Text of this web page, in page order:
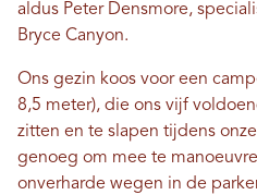
aldus Peter Densmore,
Bryce Canyon.
Ons gezin koos voor een
8,5 meter), die ons vijf
zitten en te slapen tijdens
genoeg om mee te
onverharde wegen in de